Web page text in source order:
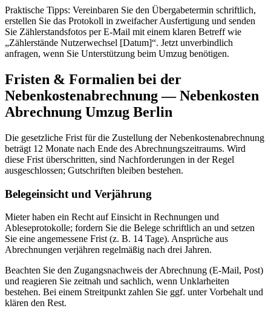
Praktische Tipps: Vereinbaren Sie den Übergabetermin schriftlich,
erstellen Sie das Protokoll in zweifacher Ausfertigung und senden
Sie Zählerstandsfotos per E-Mail mit einem klaren Betreff wie
„Zählerstände Nutzerwechsel [Datum]“. Jetzt unverbindlich
anfragen, wenn Sie Unterstützung beim Umzug benötigen.
Fristen & Formalien bei der
Nebenkostenabrechnung — Nebenkosten
Abrechnung Umzug Berlin
Die gesetzliche Frist für die Zustellung der Nebenkostenabrechnung
beträgt 12 Monate nach Ende des Abrechnungszeitraums. Wird
diese Frist überschritten, sind Nachforderungen in der Regel
ausgeschlossen; Gutschriften bleiben bestehen.
Belegeinsicht und Verjährung
Mieter haben ein Recht auf Einsicht in Rechnungen und
Ableseprotokolle; fordern Sie die Belege schriftlich an und setzen
Sie eine angemessene Frist (z. B. 14 Tage). Ansprüche aus
Abrechnungen verjähren regelmäßig nach drei Jahren.
Beachten Sie den Zugangsnachweis der Abrechnung (E-Mail, Post)
und reagieren Sie zeitnah und sachlich, wenn Unklarheiten
bestehen. Bei einem Streitpunkt zahlen Sie ggf. unter Vorbehalt und
klären den Rest.